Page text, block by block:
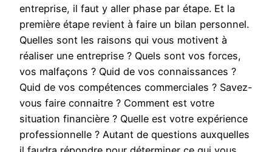
entreprise, il faut y aller phase par étape. Et la
première étape revient à faire un bilan personnel.
Quelles sont les raisons qui vous motivent à
réaliser une entreprise ? Quels sont vos forces,
vos malfaçons ? Quid de vos connaissances ?
Quid de vos compétences commerciales ? Savez-
vous faire connaitre ? Comment est votre
situation financière ? Quelle est votre expérience
professionnelle ? Autant de questions auxquelles